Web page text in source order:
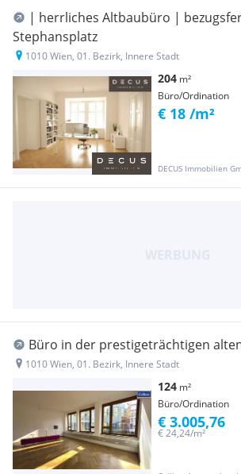
| herrliches Altbaubüro |
Stephansplatz
1010 Wien, 01. Bezirk, Innere Stadt
204 m²
Büro/Ordination
DECUS Immobilien
€ 18 /m²
Büro in der prestigeträchtigen
1010 Wien, 01. Bezirk, Innere Stadt
124 m²
Büro/Ordination
€ 24,24/m²
€ 3.005,76